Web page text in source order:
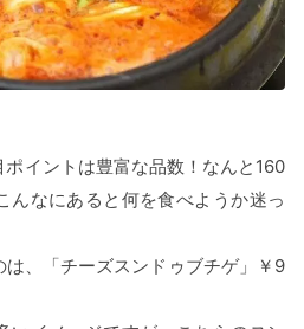
ポイントは豊富な品数！なんと160
んなにあると何を食べようか迷っ
、「チーズスンドゥブチゲ」￥9